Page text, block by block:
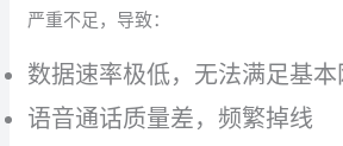
严重不足，导致：
数据速率极低，无法满足基
语音通话质量差，频繁掉线